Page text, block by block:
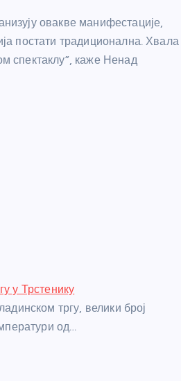
овакве манифестације,
постати традиционална. Хвала
спектаклу”, каже Ненад
у Трстенику
тргу, велики број
од…